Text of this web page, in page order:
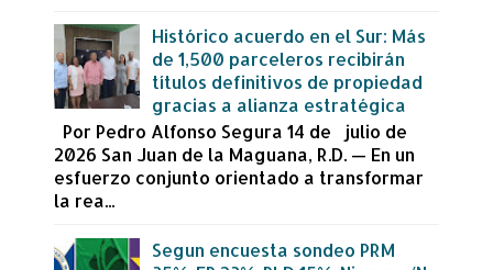
Histórico acuerdo en el Sur: Más
de 1,500 parceleros recibirán
títulos definitivos de propiedad
gracias a alianza estratégica
Por Pedro Alfonso Segura 14 de julio de
2026 San Juan de la Maguana, R.D. — En un
esfuerzo conjunto orientado a transformar
la rea...
Segun encuesta sondeo PRM